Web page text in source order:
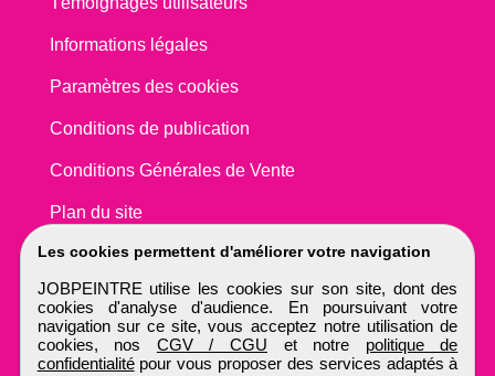
Les cookies permettent d'améliorer votre navigation
JOBPEINTRE utilise les cookies sur son site, dont des
cookies d'analyse d'audience. En poursuivant votre
navigation sur ce site, vous acceptez notre utilisation de
cookies, nos CGV / CGU et notre politique de
confidentialitépour vous proposer des services adaptés à
Informations légales
Paramètres des cookies
Conditions de publication
Conditions Générales de Vente
Plan du site